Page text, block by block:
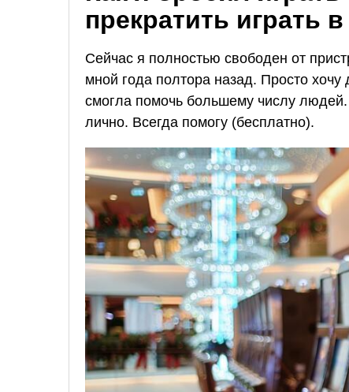
прекратить играть
Сейчас я полностью свободен от
мной года полтора назад. Просто
смогла помочь большему числу
лично. Всегда помогу (бесплатно).